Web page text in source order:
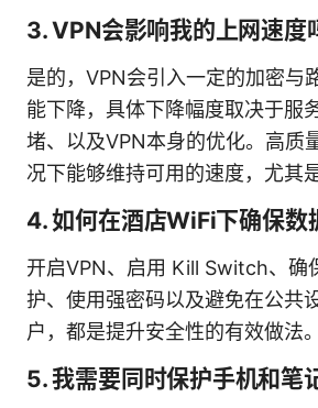
3. VPN会影响我的上网速度
是的，VPN会引入一定的加密与
能下降，具体下降幅度取决于服
堵、以及VPN本身的优化。高质
况下能够维持可用的速度，尤其
4. 如何在酒店WiFi下确保数
开启VPN、启用 Kill Switch、确
护、使用强密码以及避免在公共
户，都是提升安全性的有效做法。
5. 我需要同时保护手机和笔